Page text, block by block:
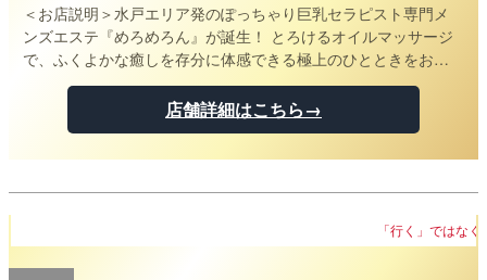
＜お店説明＞水戸エリア発のぽっちゃり巨乳セラピスト専門メ
ンズエステ『めろめろん』が誕生！ とろけるオイルマッサージ
で、ふくよかな癒しを存分に体感できる極上のひとときをお届
けします♪ 熟した果実のような甘い包容力で、心と身体の疲れを
しっかり癒します！ 日常のストレスから解放される「完全リセ
ット」の時間を、ぜひ体験してください。 特別なリラクゼーシ
店舗詳細はこちら→